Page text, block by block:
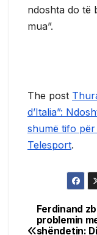
ndoshta do të
mua”.
The post
d’Italia”:
shumë tifo
Telesport.
Post
Ferdinand
problemin
shëndetin: